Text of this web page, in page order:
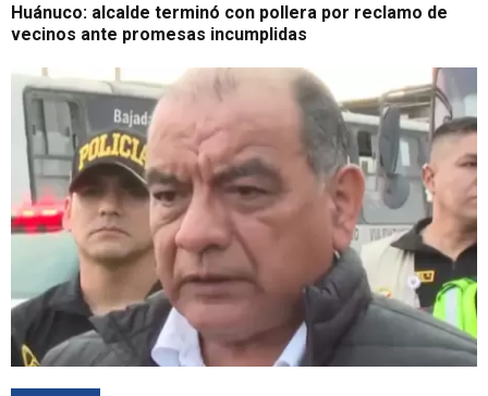
Huánuco: alcalde terminó con pollera por reclamo de
vecinos ante promesas incumplidas